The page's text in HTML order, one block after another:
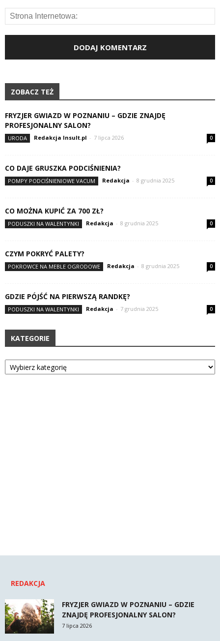
ZOBACZ TEŻ
FRYZJER GWIAZD W POZNANIU – GDZIE ZNAJDĘ
PROFESJONALNY SALON?
URODA Redakcja Insult.pl - 7 lipca 2026 0
CO DAJE GRUSZKA PODCIŚNIENIA?
POMPY PODCIŚNIENIOWE VACUM Redakcja - 8 grudnia 2025 0
CO MOŻNA KUPIĆ ZA 700 ZŁ?
PODUSZKI NA WALENTYNKI Redakcja - 8 grudnia 2025 0
CZYM POKRYĆ PALETY?
POKROWCE NA MEBLE OGRODOWE Redakcja - 8 grudnia 2025 0
GDZIE PÓJŚĆ NA PIERWSZĄ RANDKĘ?
PODUSZKI NA WALENTYNKI Redakcja - 7 grudnia 2025 0
KATEGORIE
Kategorie
REDAKCJA
FRYZJER GWIAZD W POZNANIU – GDZIE
ZNAJDĘ PROFESJONALNY SALON?
7 lipca 2026